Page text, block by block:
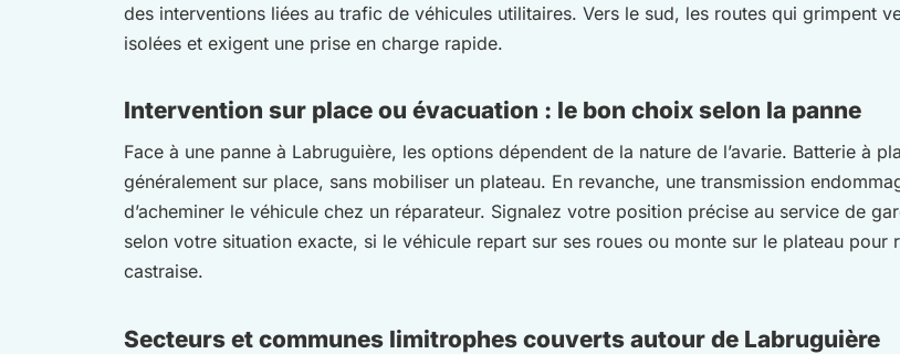
des interventions liées au trafic de véhicules utilitaires. Vers le sud, les routes qui grimpent
isolées et exigent une prise en charge rapide.
Intervention sur place ou évacuation : le bon choix selon la panne
Face à une panne à Labruguière, les options dépendent de la nature de l’avarie. Batterie à
généralement sur place, sans mobiliser un plateau. En revanche, une transmission
d’acheminer le véhicule chez un réparateur. Signalez votre position précise au service de
selon votre situation exacte, si le véhicule repart sur ses roues ou monte sur le plateau
castraise.
Secteurs et communes limitrophes couverts autour de Labruguière